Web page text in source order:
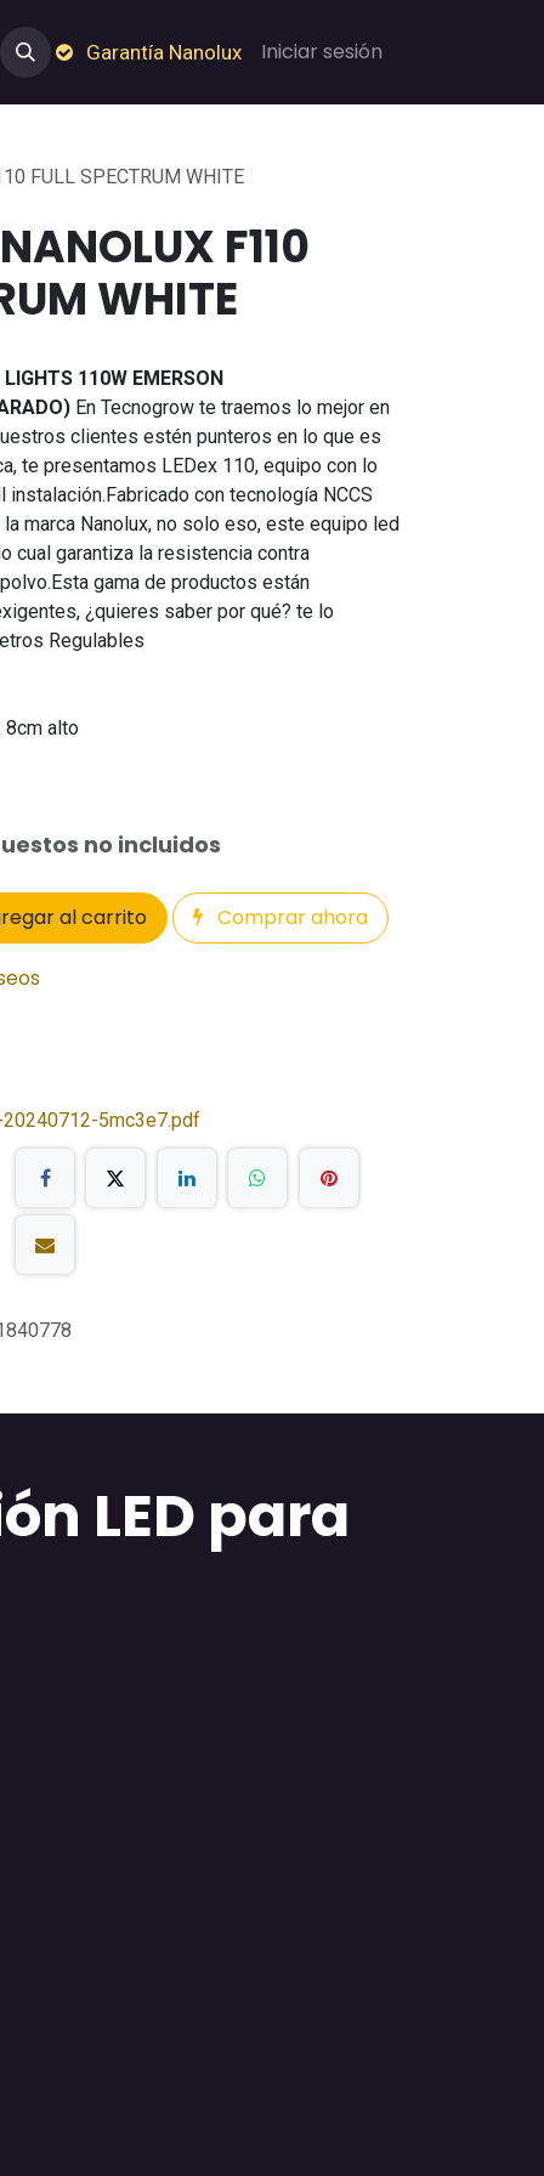
Nosotros Empleos Garantía de Nanolux
Garantía Nanolux Iniciar sesión
FULL SPECTRUM WHITE
F110
WHITE
110W EMERSON
En Tecnogrow te traemos lo mejor en
clientes estén punteros en lo que es
te presentamos LEDex 110, equipo con lo
con tecnología NCCS
marca Nanolux, no solo eso, este equipo led
cual garantiza la resistencia contra
gama de productos están
¿quieres saber por qué? te lo
Regulables
8cm alto
no incluidos
al carrito Comprar ahora
5mc3e7.pdf
LED para